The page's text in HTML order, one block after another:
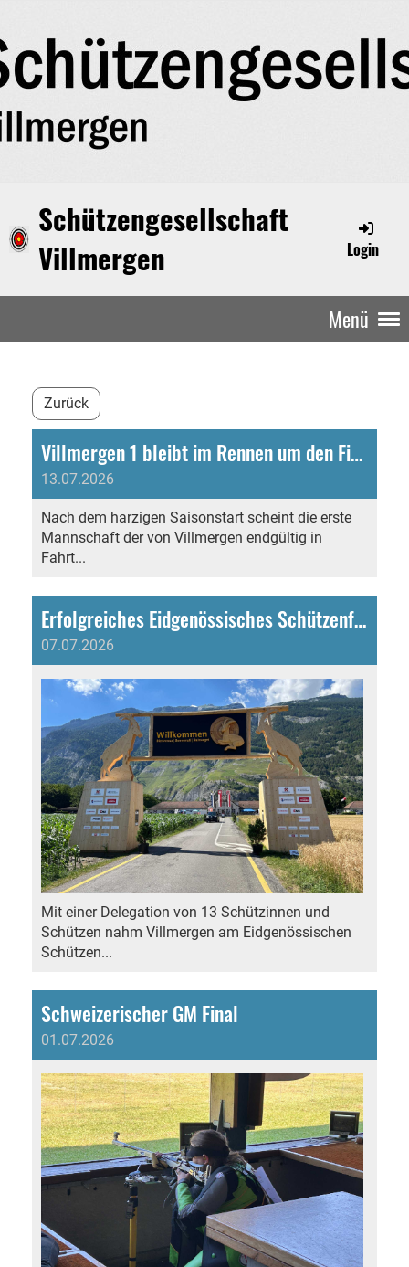
Schützengesellschaft
Villmergen
Login
Menü
Zurück
Villmergen 1 bleibt im Rennen um den Final
13.07.2026
Nach dem harzigen Saisonstart scheint die erste
Mannschaft der von Villmergen endgültig in
Fahrt...
Erfolgreiches Eidgenössisches Schützenfest für Villmergen
07.07.2026
Mit einer Delegation von 13 Schützinnen und
Schützen nahm Villmergen am Eidgenössischen
Schützen...
Schweizerischer GM Final
01.07.2026